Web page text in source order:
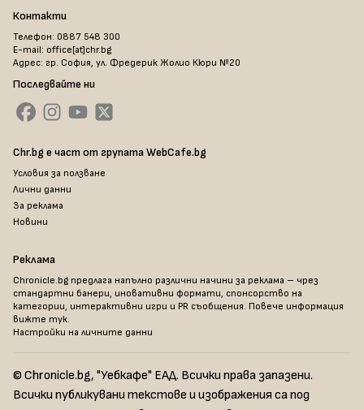
Контакти
Телефон: 0887 548 300
E-mail: office[at]chr.bg
Адрес: гр. София, ул. Фредерик Жолио Кюри №20
Последвайте ни
Chr.bg е част от групата WebCafe.bg
Условия за ползване
Лични данни
За реклама
Новини
Реклама
Chronicle.bg предлага напълно различни начини за реклама – чрез
стандартни банери, иновативни формати, спонсорство на
категории, интерактивни игри и PR съобщения. Повече информация
вижте тук.
Настройки на личните данни
© Chronicle.bg, "Уебкафе" ЕАД. Всички права запазени.
Всички публикувани текстове и изображения са под